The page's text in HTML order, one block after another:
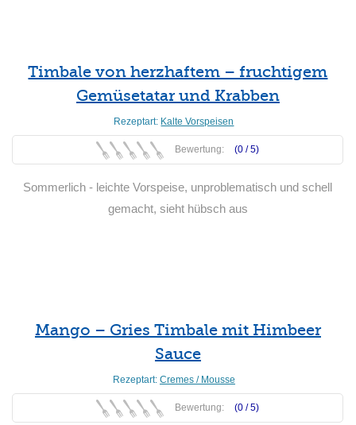
Timbale von herzhaftem – fruchtigem
Gemüsetatar und Krabben
Rezeptart: Kalte Vorspeisen
Bewertung: (0 /5)
Sommerlich - leichte Vorspeise, unproblematisch und schell
gemacht, sieht hübsch aus
Mango – Gries Timbale mit Himbeer
Sauce
Rezeptart: Cremes / Mousse
Bewertung: (0 /5)